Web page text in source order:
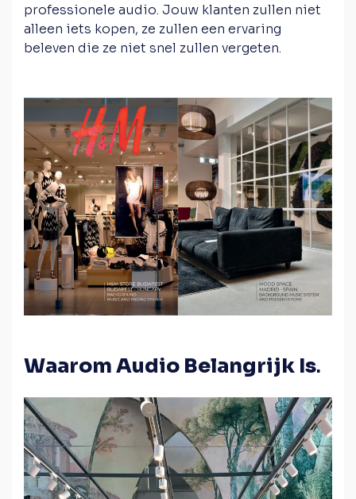
professionele audio. Jouw klanten zullen niet
alleen iets kopen, ze zullen een ervaring
beleven die ze niet snel zullen vergeten.
Waarom Audio Belangrijk Is.